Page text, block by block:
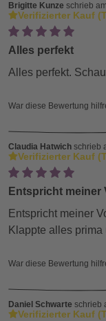
Brigitte Kunze schrieb
Verifizierter Kauf
Alles perfekt
Alles perfekt.
War diese Bewertung
Claudia Hatwich schrieb
Verifizierter Kauf
Entspricht meiner
Entspricht meiner
Klappte alles
War diese Bewertung
Daniel Schwarte schrieb
Verifizierter Kauf